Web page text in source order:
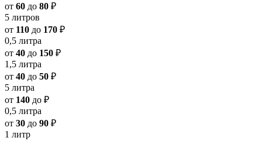
от 60 до 80 ₽
5 литров
от 110 до 170 ₽
0,5 литра
от 40 до 150 ₽
1,5 литра
от 40 до 50 ₽
5 литра
от 140 до ₽
0,5 литра
от 30 до 90 ₽
1 литр